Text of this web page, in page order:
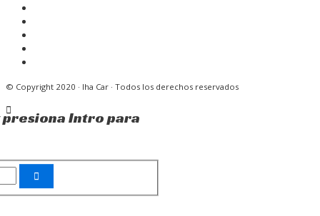
© Copyright 2020 · Iha Car · Todos los derechos reservados
presiona Intro para